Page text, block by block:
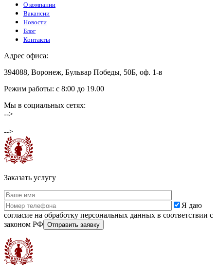
О компании
Вакансии
Новости
Блог
Контакты
Адрес офиса:
394088, Воронеж, Бульвар Победы, 50Б, оф. 1-в
Режим работы: c 8:00 до 19.00
Мы в социальных сетях:
-->
-->
Заказать услугу
Я даю
согласие на обработку персональных данных в соответствии с
законом РФ